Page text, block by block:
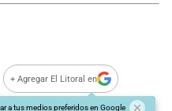
+ Agregar El Litoral en
a tus medios preferidos en Google